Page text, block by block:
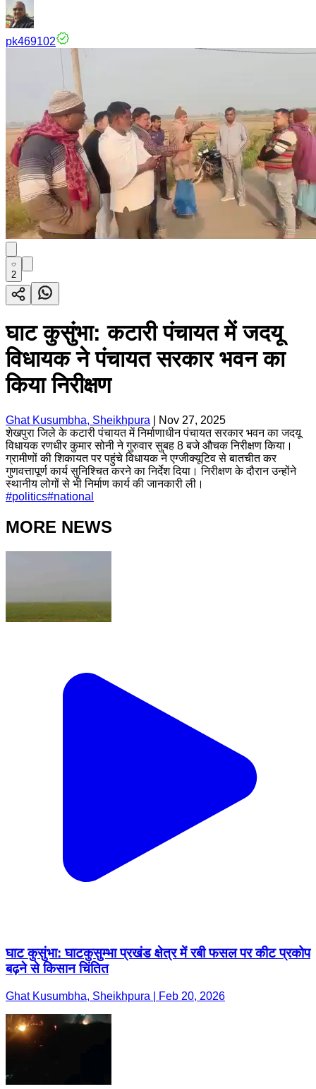
pk469102
2
घाट कुसुंभा: कटारी पंचायत में जदयू
विधायक ने पंचायत सरकार भवन का
किया निरीक्षण
Ghat Kusumbha, Sheikhpura
Nov 27, 2025
शेखपुरा जिले के कटारी पंचायत में निर्माणाधीन पंचायत सरकार भवन का जदयू
विधायक रणधीर कुमार सोनी ने गुरुवार सुबह 8 बजे औचक निरीक्षण किया।
ग्रामीणों की शिकायत पर पहुंचे विधायक ने एग्जीक्यूटिव से बातचीत कर
गुणवत्तापूर्ण कार्य सुनिश्चित करने का निर्देश दिया। निरीक्षण के दौरान उन्होंने
स्थानीय लोगों से भी निर्माण कार्य की जानकारी ली।
#politics#national
MORE NEWS
घाट कुसुंभा: घाटकुसुम्भा प्रखंड क्षेत्र में रबी फसल पर कीट प्रकोप
बढ़ने से किसान चिंतित
Ghat Kusumbha, Sheikhpura | Feb 20, 2026